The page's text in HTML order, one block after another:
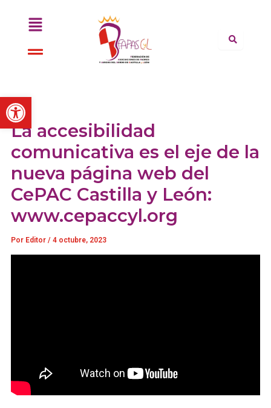
Abrir barra de herramientas
Menú
Menú
La accesibilidad
comunicativa es el eje de la
nueva página web del
CePAC Castilla y León:
www.cepaccyl.org
Por Editor / 4 octubre, 2023